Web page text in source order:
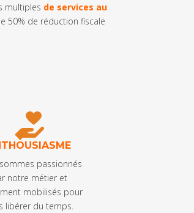
multiples de services au
50% de réduction fiscale
passionnés
notre métier et
mobilisés pour
libérer du temps.